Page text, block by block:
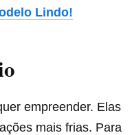
Lindo!
empreender. Elas
mais frias. Para